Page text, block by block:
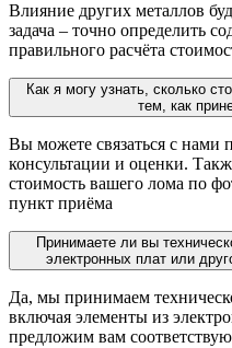
Влияние других металлов
задача – точно определить
правильного расчёта
Как я могу узнать, сколько
тем, как
Вы можете связаться с нами
консультации и оценки.
стоимость вашего лома по
пункт приёма
Принимаете ли вы
электронных плат или
Да, мы принимаем
включая элементы из
предложим вам